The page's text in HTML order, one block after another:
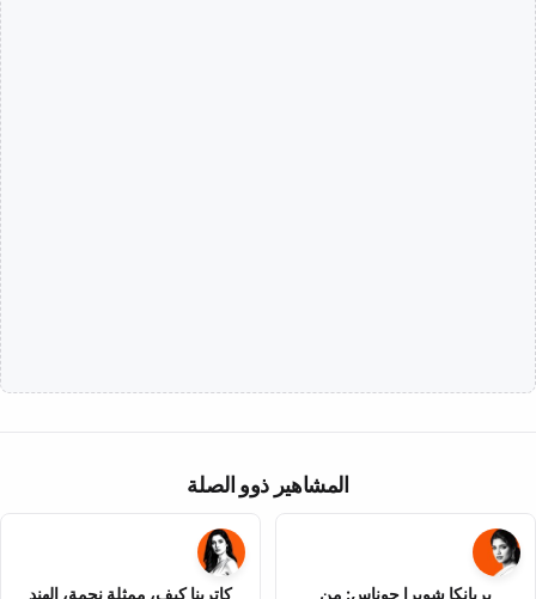
المشاهير ذوو الصلة
بريانكا شوبرا جوناس: من
كاترينا كيف، ممثلة نجمة، الهند